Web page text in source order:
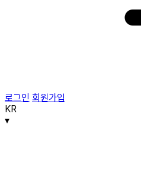
로그인 회원가입
KR
▾